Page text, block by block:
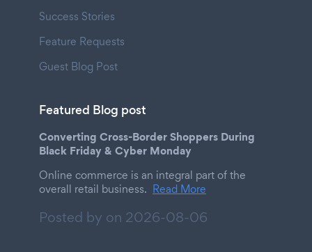
Success Stories
Feature Requests
Guest Blog Post
Featured Blog post
Converting Cross-Border Shoppers During
Black Friday & Cyber Monday
Online commerce is an integral part of the
overall retail business. Read More
Posted by on 2026-08-06